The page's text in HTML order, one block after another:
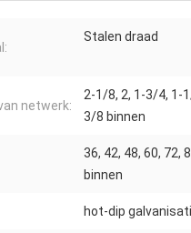
Stalen draad
netwerk:
2-1/8, 2, 1-3/4, 1-
3/8 binnen
36, 42, 48, 60, 72,
binnen
hot-dip